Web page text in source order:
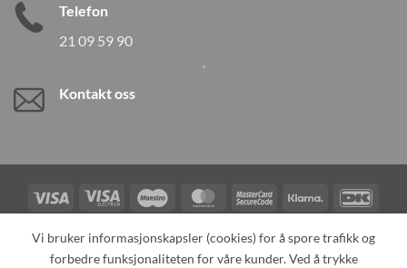
Telefon
21 09 59 90
Kontakt oss
Visa
Visa
Electron
Maestro MasterCardMasterCard
2
Klarna
Card
TILBAKEKALLINGER KONTAKT OSS OM OSS
Vi bruker informasjonskapsler (cookies) for å spore trafikk og
forbedre funksjonaliteten for våre kunder. Ved å trykke